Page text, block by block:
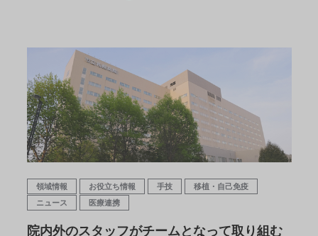
領域情報 お役立ち情報 手技
移植・自己免疫
ニュース
医療連携
院内外のスタッフがチームとなって取り組む